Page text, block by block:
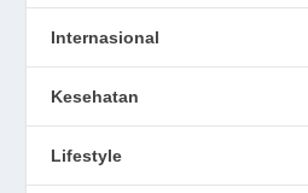
Internasional
Kesehatan
Lifestyle